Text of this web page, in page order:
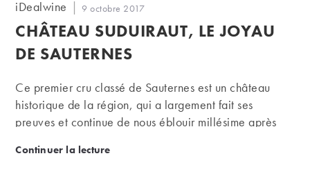
Auteur/autrice
la
publication :
iDealwine
Publication
publiée :
9 octobre 2017
CHÂTEAU SUDUIRAUT, LE JOYAU
DE SAUTERNES
Ce premier cru classé de Sauternes est un château
historique de la région, qui a largement fait ses
preuves et continue de nous éblouir millésime après
recette !
Continuer la lectureChâteau Suduiraut, le joyau de Sauternes